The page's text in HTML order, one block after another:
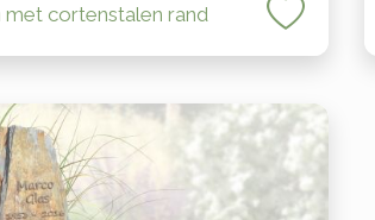
cortenstalen rand